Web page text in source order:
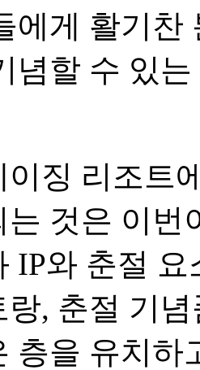
에게 활기찬
념할 수 있
이징 리조트
는 것은 이
IP와 춘절
, 춘절 기
층을 유치하